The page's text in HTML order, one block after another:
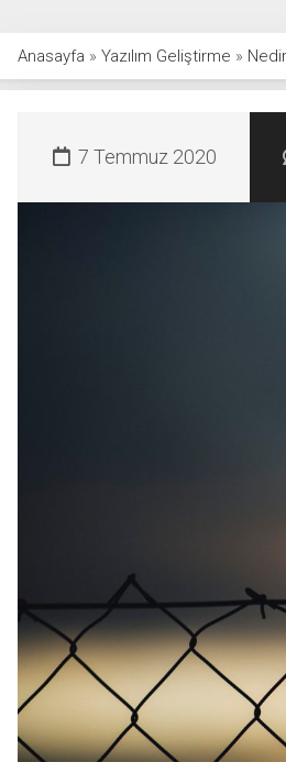
Anasayfa » Yazılım Geliştirme »
7 Temmuz 2020